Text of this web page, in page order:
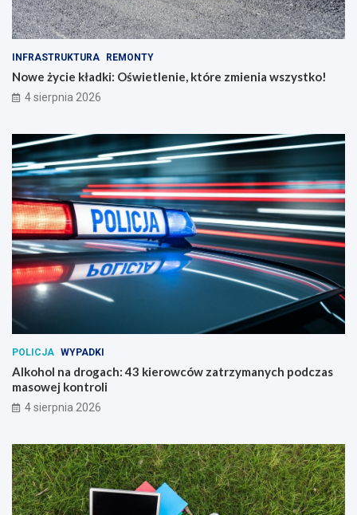
INFRASTRUKTURA REMONTY
Nowe życie kładki: Oświetlenie, które zmienia wszystko!
4 sierpnia 2026
POLICJA WYPADKI
Alkohol na drogach: 43 kierowców zatrzymanych podczas
masowej kontroli
4 sierpnia 2026